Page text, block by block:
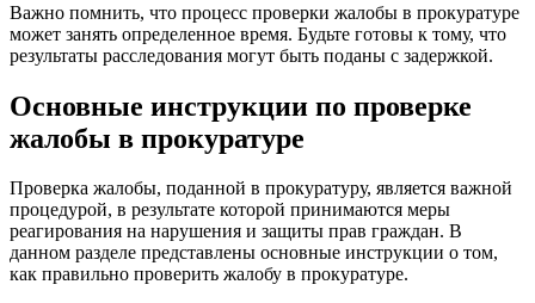
Важно помнить, что процесс проверки жалобы в прокуратуре
может занять определенное время. Будьте готовы к тому, что
результаты расследования могут быть поданы с задержкой.
Основные инструкции по проверке
жалобы в прокуратуре
Проверка жалобы, поданной в прокуратуру, является важной
процедурой, в результате которой принимаются меры
реагирования на нарушения и защиты прав граждан. В
данном разделе представлены основные инструкции о том,
как правильно проверить жалобу в прокуратуре.